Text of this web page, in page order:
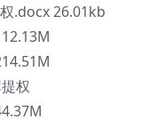
.docx 26.01kb
权